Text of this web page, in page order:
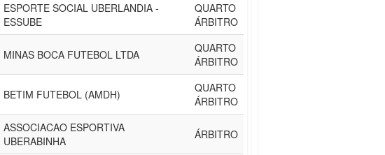
ESPORTE SOCIAL UBERLANDIA -
ESSUBE
QUARTO
ÁRBITRO
MINAS BOCA FUTEBOL LTDA
QUARTO
ÁRBITRO
BETIM FUTEBOL (AMDH)
QUARTO
ÁRBITRO
ASSOCIACAO ESPORTIVA
UBERABINHA
ÁRBITRO